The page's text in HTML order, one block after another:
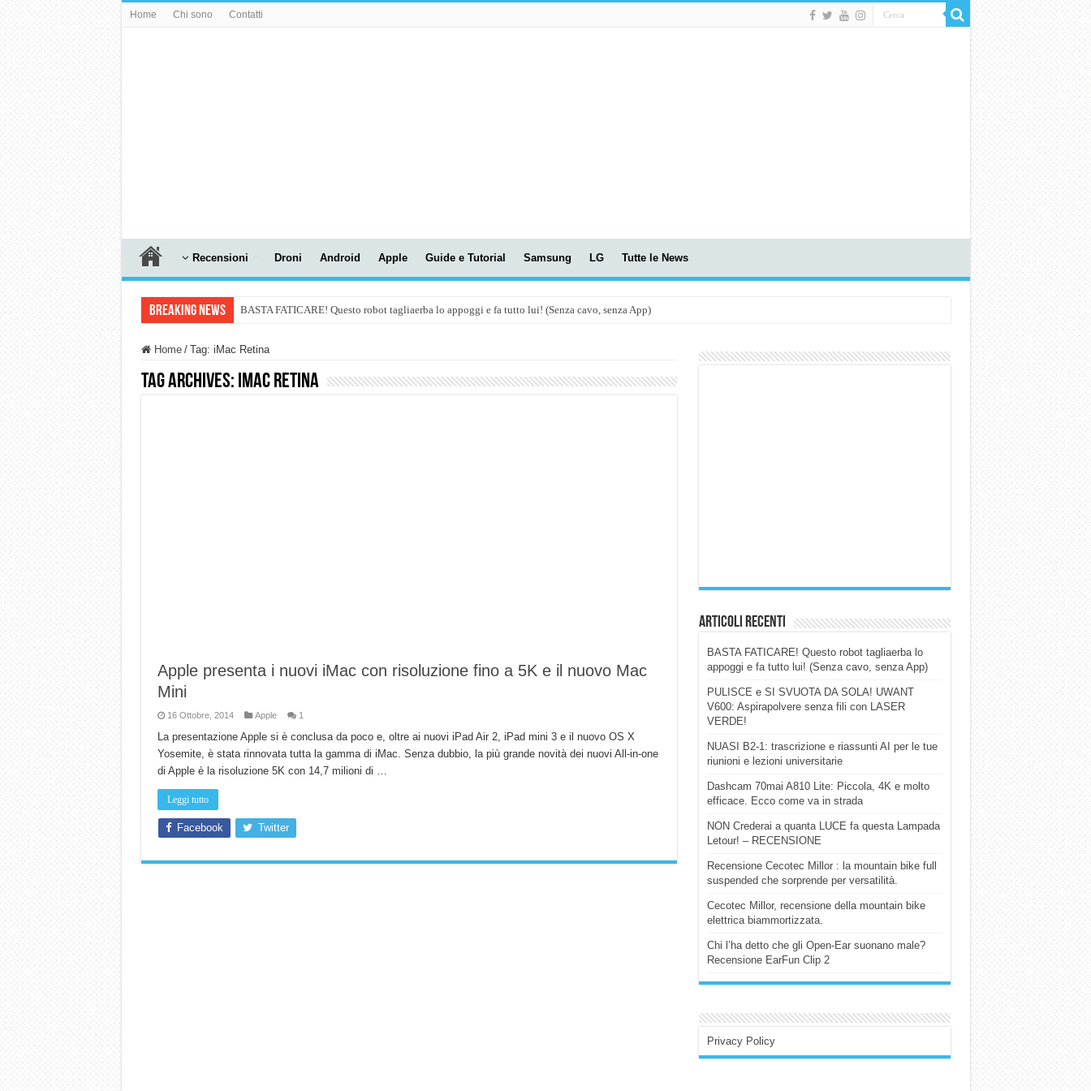
Home Chi sono Contatti
Recensioni Droni Android Apple Guide e Tutorial Samsung LG Tutte le News
Breaking News BASTA FATICARE! Questo robot tagliaerba lo appoggi e fa tutto lui! (Senza cavo, senza App)
Dashcam 70mai A810 Lite: Piccola, 4K e molto efficace. Ecco come va in strada
Home / Tag: iMac Retina
Tag Archives: iMac Retina
Apple presenta i nuovi iMac con risoluzione fino a 5K e il nuovo Mac
Mini
16 Ottobre, 2014 Apple 1
La presentazione Apple si è conclusa da poco e, oltre ai nuovi iPad Air 2, iPad mini 3 e il nuovo OS X
Yosemite, è stata rinnovata tutta la gamma di iMac. Senza dubbio, la più grande novità dei nuovi All-in-one
di Apple è la risoluzione 5K con 14,7 milioni di …
Leggi tutto
Facebook Twitter
Articoli Recenti
BASTA FATICARE! Questo robot tagliaerba lo
appoggi e fa tutto lui! (Senza cavo, senza App)
PULISCE e SI SVUOTA DA SOLA! UWANT
V600: Aspirapolvere senza fili con LASER
VERDE!
NUASI B2-1: trascrizione e riassunti AI per le tue
riunioni e lezioni universitarie
Dashcam 70mai A810 Lite: Piccola, 4K e molto
efficace. Ecco come va in strada
NON Crederai a quanta LUCE fa questa Lampada
Letour! – RECENSIONE
Recensione Cecotec Millor : la mountain bike full
suspended che sorprende per versatilità.
Cecotec Millor, recensione della mountain bike
elettrica biammortizzata.
Chi l’ha detto che gli Open-Ear suonano male?
Recensione EarFun Clip 2
Privacy Policy